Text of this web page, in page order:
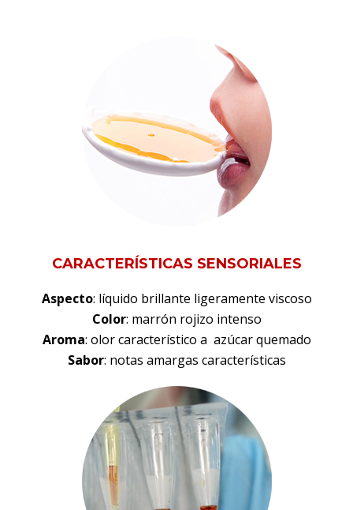
CARACTERÍSTICAS SENSORIALES
Aspecto: líquido brillante ligeramente viscoso
Color: marrón rojizo intenso
Aroma: olor característico a azúcar quemado
Sabor: notas amargas características